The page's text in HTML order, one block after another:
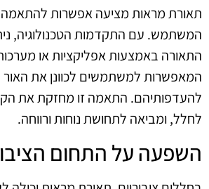
תאורת מראות מציעה אפשרות להתאמה
המשתמש. עם התקדמות הטכנולוגיה,
התאורה באמצעות אפליקציות או
המאפשרות למשתמשים לכוונן את
להעדפותיהם. התאמה זו מחזקת את
לחלל, ומביאה לתחושת נוחות ורווחה.
השפעה על התחום